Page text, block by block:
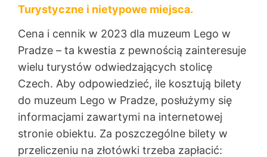
Turystyczne i nietypowe miejsca.
Cena i cennik w 2023 dla muzeum Lego w
Pradze – ta kwestia z pewnością zainteresuje
wielu turystów odwiedzających stolicę
Czech. Aby odpowiedzieć, ile kosztują bilety
do muzeum Lego w Pradze, posłużymy się
informacjami zawartymi na internetowej
stronie obiektu. Za poszczególne bilety w
przeliczeniu na złotówki trzeba zapłacić: